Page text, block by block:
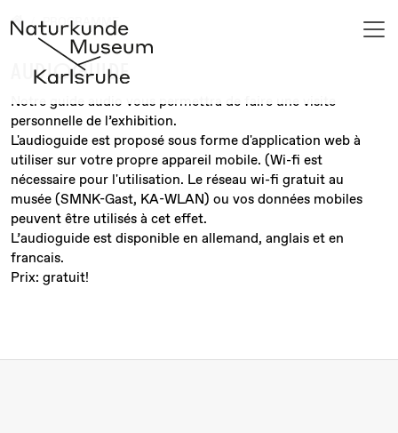
HomePROGRAMME
AUDIOGUIDE
Notre guide audio vous permettra de faire une visite
personnelle de l’exhibition.
L'audioguide est proposé sous forme d'application web à
utiliser sur votre propre appareil mobile. (Wi-fi est
nécessaire pour l'utilisation. Le réseau wi-fi gratuit au
musée (SMNK-Gast, KA-WLAN) ou vos données mobiles
peuvent être utilisés à cet effet.
L’audioguide est disponible en allemand, anglais et en
francais.
Prix: gratuit!